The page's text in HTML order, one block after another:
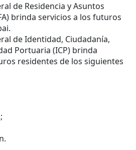
de Residencia y Asuntos
brinda servicios a los futuros
de Identidad, Ciudadanía,
Portuaria (ICP) brinda
residentes de los siguientes